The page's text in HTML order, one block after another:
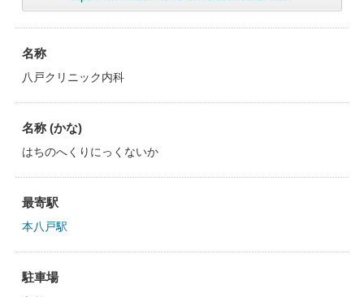
名称
八戸クリニック内科
名称 (かな)
はちのへくりにっくないか
最寄駅
本八戸駅
駐車場